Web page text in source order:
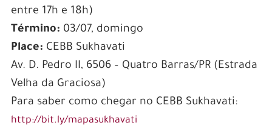
entre 17h e 18h)
Término: 03/07, domingo
Place: CEBB Sukhavati
Av. D. Pedro II, 6506 – Quatro Barras/PR (Estrada
Velha da Graciosa)
Para saber como chegar no CEBB Sukhavati:
http://bit.ly/mapasukhavati